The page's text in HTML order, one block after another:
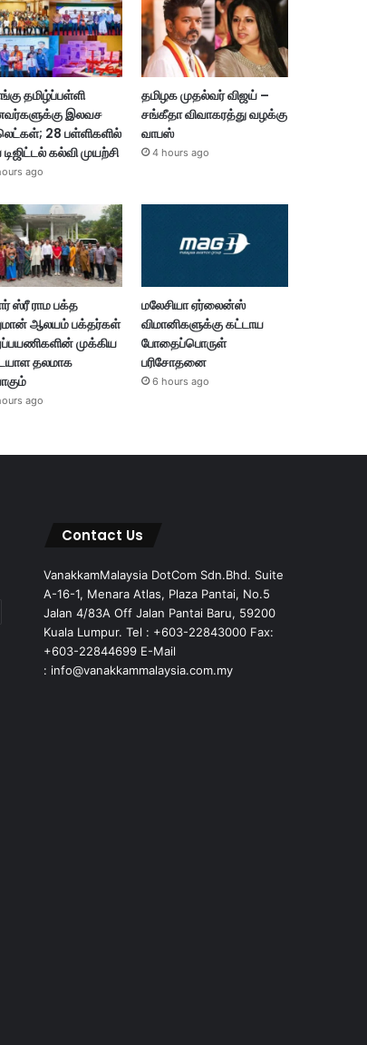
தமிழ்ப்பள்ளி
இலவச
28 பள்ளிகளில்
டிஜிட்டல் கல்வி முயற்சி
ago
தமிழக முதல்வர் விஜய் –
சங்கீதா விவாகரத்து வழக்கு
வாபஸ்
4 hours ago
ஸ்ரீ ராம பக்த
ஆலயம் பக்தர்கள்
முக்கிய
தலமாக
ago
மலேசியா ஏர்லைன்ஸ்
விமானிகளுக்கு கட்டாய
போதைப்பொருள்
பரிசோதனை
6 hours ago
Contact Us
VanakkamMalaysia DotCom Sdn.Bhd. Suite
A-16-1, Menara Atlas, Plaza Pantai, No.5
Jalan 4/83A Off Jalan Pantai Baru, 59200
Kuala Lumpur. Tel : +603-22843000 Fax:
+603-22844699 E-Mail
: info@vanakkammalaysia.com.my